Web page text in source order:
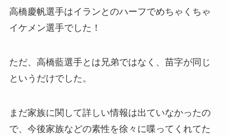
高橋慶帆選手はイランとのハーフでめちゃくちゃ
イケメン選手でした！
ただ、高橋藍選手とは兄弟ではなく、苗字が同じ
というだけでした。
まだ家族に関して詳しい情報は出ていなかったの
で、今後家族などの素性を徐々に喋ってくれてた